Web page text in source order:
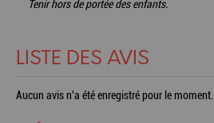
Tenir hors de portée des enfants.
LISTE DES AVIS
Aucun avis n'a été enregistré pour le moment.